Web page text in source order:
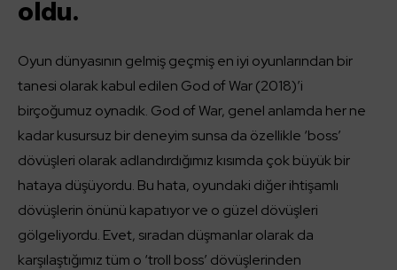
oldu.
Oyun dünyasının gelmiş geçmiş en iyi oyunlarından bir
tanesi olarak kabul edilen God of War (2018)’i
birçoğumuz oynadık. God of War, genel anlamda her ne
kadar kusursuz bir deneyim sunsa da özellikle ‘boss’
dövüşleri olarak adlandırdığımız kısımda çok büyük bir
hataya düşüyordu. Bu hata, oyundaki diğer ihtişamlı
dövüşlerin önünü kapatıyor ve o güzel dövüşleri
gölgeliyordu. Evet, sıradan düşmanlar olarak da
karşılaştığımız tüm o ‘troll boss’ dövüşlerinden